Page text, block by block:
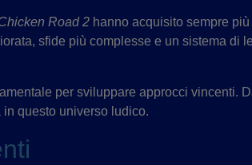
Road 2 hanno acquisito sempre
sfide più complesse e un sistema di
per sviluppare approcci vincenti.
questo universo ludico.